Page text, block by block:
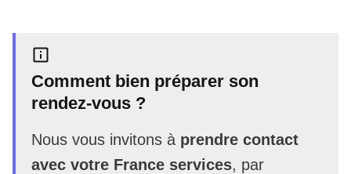
Comment bien préparer son
rendez-vous ?
Nous vous invitons à prendre contact
avec votre France services, par